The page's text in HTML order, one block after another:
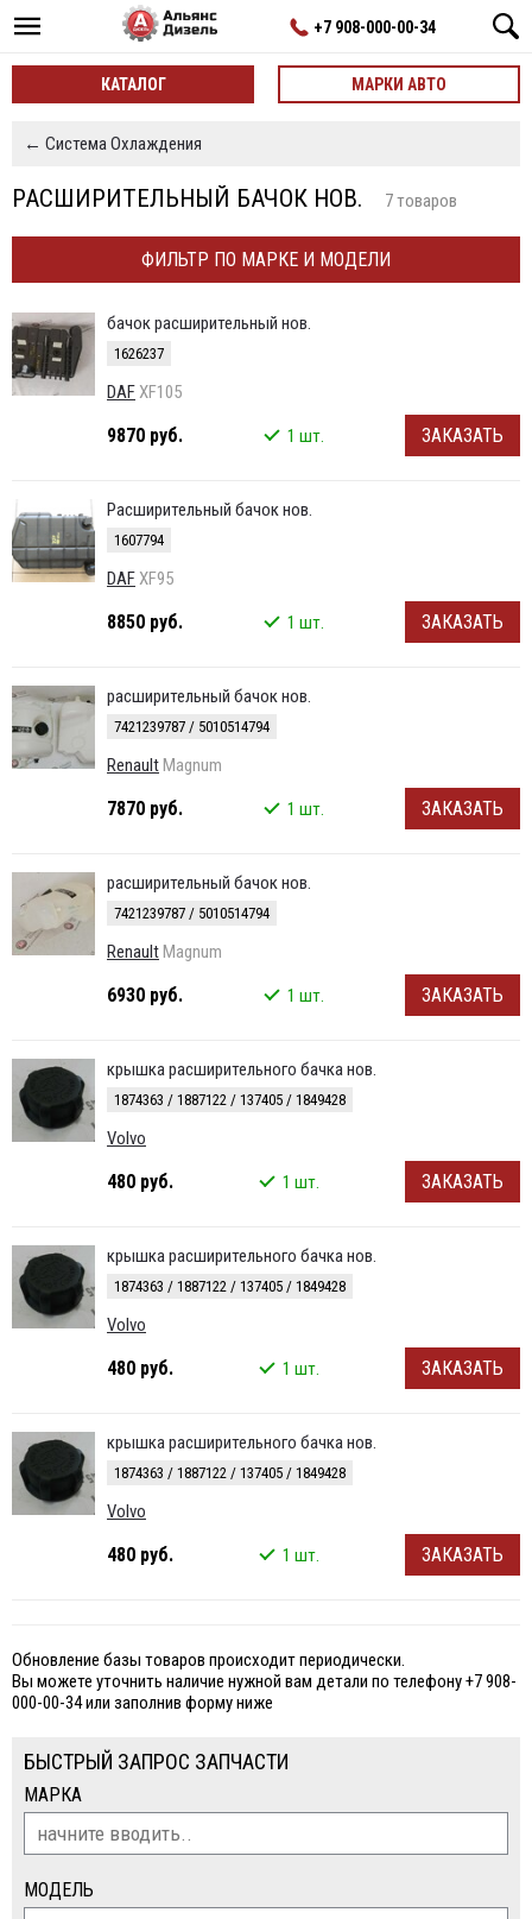
+7 908-000-00-34
КАТАЛОГ МАРКИ АВТО
← Система Охлаждения
РАСШИРИТЕЛЬНЫЙ БАЧОК НОВ. 7 товаров
ФИЛЬТР ПО МАРКЕ И МОДЕЛИ
бачок расширительный нов.
1626237
DAFXF105
9870 руб. 1 шт. ЗАКАЗАТЬ
Расширительный бачок нов.
1607794
DAFXF95
8850 руб. 1 шт. ЗАКАЗАТЬ
расширительный бачок нов.
7421239787 / 5010514794
RenaultMagnum
7870 руб. 1 шт. ЗАКАЗАТЬ
расширительный бачок нов.
7421239787 / 5010514794
RenaultMagnum
6930 руб. 1 шт. ЗАКАЗАТЬ
крышка расширительного бачка нов.
1874363 / 1887122 / 137405 / 1849428
Volvo
480 руб. 1 шт. ЗАКАЗАТЬ
крышка расширительного бачка нов.
1874363 / 1887122 / 137405 / 1849428
Volvo
480 руб. 1 шт. ЗАКАЗАТЬ
крышка расширительного бачка нов.
1874363 / 1887122 / 137405 / 1849428
Volvo
480 руб. 1 шт. ЗАКАЗАТЬ
Обновление базы товаров происходит периодически.
Вы можете уточнить наличие нужной вам детали по телефону +7 908-
000-00-34 или заполнив форму ниже
БЫСТРЫЙ ЗАПРОС ЗАПЧАСТИ
МАРКА
МОДЕЛЬ